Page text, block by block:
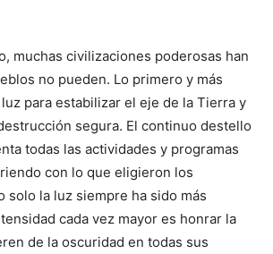
muchas civilizaciones poderosas han
no pueden. Lo primero y más
para estabilizar el eje de la Tierra y
segura. El continuo destello
todas las actividades y programas
con lo que eligieron los
solo la luz siempre ha sido más
cada vez mayor es honrar la
de la oscuridad en todas sus